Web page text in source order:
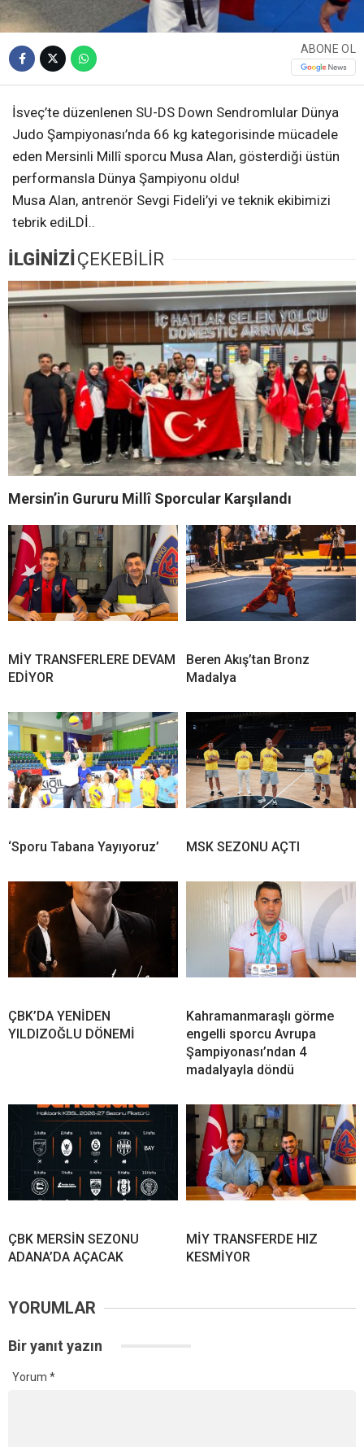
ABONE OL
İsveç’te düzenlenen SU-DS Down Sendromlular Dünya
Judo Şampiyonası’nda 66 kg kategorisinde mücadele
eden Mersinli Millî sporcu Musa Alan, gösterdiği üstün
performansla Dünya Şampiyonu oldu!
Musa Alan, antrenör Sevgi Fideli’yi ve teknik ekibimizi
tebrik ediLDİ..
İLGİNİZİÇEKEBİLİR
Mersin’in Gururu Millî Sporcular Karşılandı
MİY TRANSFERLERE DEVAM
EDİYOR
Beren Akış’tan Bronz
Madalya
‘Sporu Tabana Yayıyoruz’ MSK SEZONU AÇTI
ÇBK’DA YENİDEN
YILDIZOĞLU DÖNEMİ
Kahramanmaraşlı görme
engelli sporcu Avrupa
Şampiyonası’ndan 4
madalyayla döndü
ÇBK MERSİN SEZONU
ADANA’DA AÇACAK
MİY TRANSFERDE HIZ
KESMİYOR
YORUMLAR
Bir yanıt yazın
Yorum *